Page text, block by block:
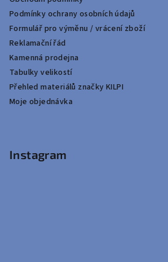
Podmínky ochrany osobních údajů
Formulář pro výměnu / vrácení zboží
Reklamační řád
Kamenná prodejna
Tabulky velikostí
Přehled materiálů značky KILPI
Moje objednávka
Instagram